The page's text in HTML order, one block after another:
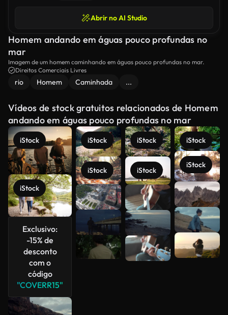
Abrir no AI Studio
Homem andando em águas pouco profundas no
mar
Imagem de um homem caminhando em águas pouco profundas no mar.
Direitos Comerciais Livres
rio Homem Caminhada ...
Vídeos de stock gratuitos relacionados de Homem
andando em águas pouco profundas no mar
iStock
iStock
Exclusivo:
-15% de
desconto
com o
código
"COVERR15"
iStock
iStock
iStock
iStock
iStock
iStock
Veja mais